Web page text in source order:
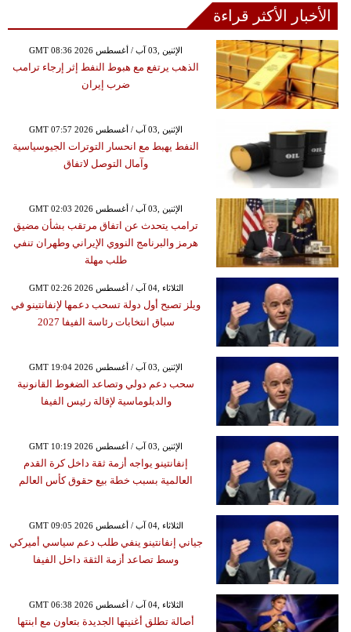
الأخبار الأكثر قراءة
GMT 08:36 2026 الإثنين ,03 آب / أغسطس
الذهب يرتفع مع هبوط النفط إثر إرجاء ترامب
ضرب إيران
GMT 07:57 2026 الإثنين ,03 آب / أغسطس
النفط يهبط مع انحسار التوترات الجيوسياسية
وآمال التوصل لاتفاق
GMT 02:03 2026 الإثنين ,03 آب / أغسطس
ترامب يتحدث عن اتفاق مرتقب بشأن مضيق
هرمز والبرنامج النووي الإيراني وطهران تنفي
طلب مهلة
GMT 02:26 2026 الثلاثاء ,04 آب / أغسطس
ويلز تصبح أول دولة تسحب دعمها لإنفانتينو في
سباق انتخابات رئاسة الفيفا 2027
GMT 19:04 2026 الإثنين ,03 آب / أغسطس
سحب دعم دولي وتصاعد الضغوط القانونية
والدبلوماسية لإقالة رئيس الفيفا
GMT 10:19 2026 الإثنين ,03 آب / أغسطس
إنفانتينو يواجه أزمة ثقة داخل كرة القدم
العالمية بسبب خطة بيع حقوق كأس العالم
GMT 09:05 2026 الثلاثاء ,04 آب / أغسطس
جياني إنفانتينو ينفي طلب دعم سياسي أميركي
وسط تصاعد أزمة الثقة داخل الفيفا
GMT 06:38 2026 الثلاثاء ,04 آب / أغسطس
أصالة تطلق أغنيتها الجديدة بتعاون مع ابنتها